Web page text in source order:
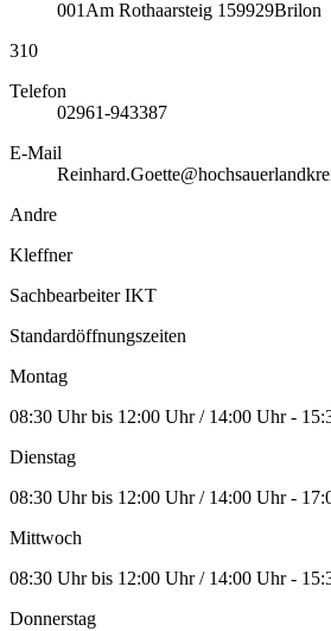
001 Am Rothaarsteig 1 59929Brilon
310
Telefon
02961-943387
E-Mail
Andre
Kleffner
Sachbearbeiter IKT
Standardöffnungszeiten
Montag
08:30 Uhr bis 12:00 Uhr / 14:00 Uhr -
Dienstag
08:30 Uhr bis 12:00 Uhr / 14:00 Uhr -
Mittwoch
08:30 Uhr bis 12:00 Uhr / 14:00 Uhr -
Donnerstag